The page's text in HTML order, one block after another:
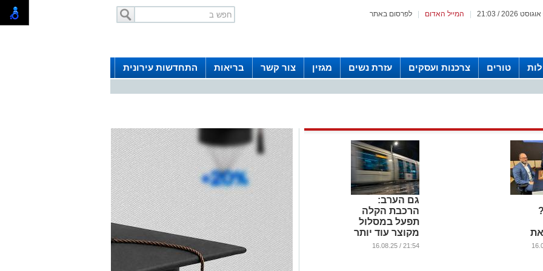
לפרסום באתר המייל האדום
טורים צרכנות ועסקים עזרת נשים מגזין צור קשר בריאות
התחדשות עירונית
גם הערב:
הרכבת הקלה
תפעל במסלול
מקוצר עוד יותר
...
21:54 / 16.08.25